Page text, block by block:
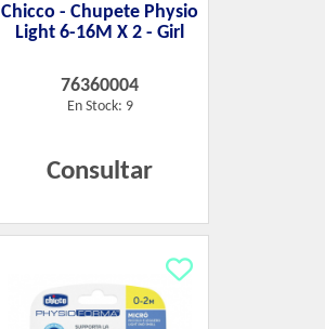
Chicco - Chupete Physio
Light 6-16M X 2 - Girl
76360004
En Stock: 9
Consultar